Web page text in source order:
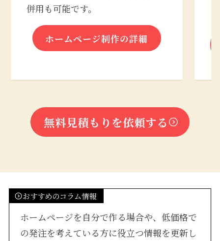
併用も可能です。
ホームページ制作の詳細
無料見積もりを依頼する
おすすめのコラム情報
ホームページを自分で作る場合や、低価格で
の発注を考えている方に役立つ情報を更新し